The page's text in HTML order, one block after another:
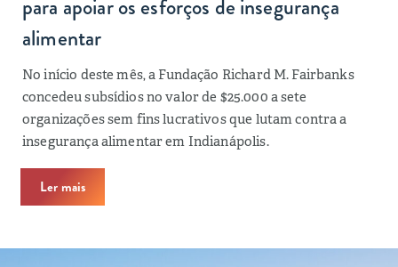
para apoiar os esforços de insegurança
alimentar
No início deste mês, a Fundação Richard M. Fairbanks
concedeu subsídios no valor de $25.000 a sete
organizações sem fins lucrativos que lutam contra a
insegurança alimentar em Indianápolis.
Ler mais